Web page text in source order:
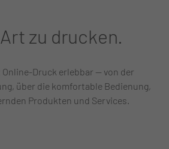
zu drucken.
Druck erlebbar — von der
über die komfortable Bedienung,
Produkten und Services.